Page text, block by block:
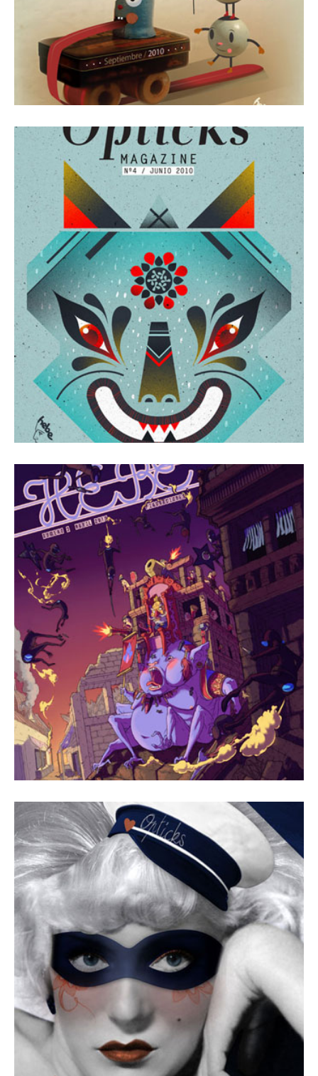
1 junio, 2010
Revista Número 4
1 abril, 2010
Revista Número 3
1 abril, 2010
Revista Número 2